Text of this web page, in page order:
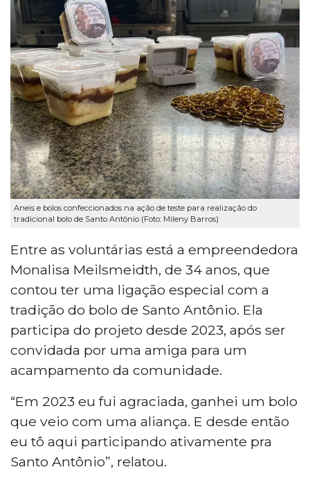
Aneis e bolos confeccionados na ação de teste para realização do
tradicional bolo de Santo Antônio (Foto: Mileny Barros)
Entre as voluntárias está a empreendedora
Monalisa Meilsmeidth, de 34 anos, que
contou ter uma ligação especial com a
tradição do bolo de Santo Antônio. Ela
participa do projeto desde 2023, após ser
convidada por uma amiga para um
acampamento da comunidade.
“Em 2023 eu fui agraciada, ganhei um bolo
que veio com uma aliança. E desde então
eu tô aqui participando ativamente pra
Santo Antônio”, relatou.